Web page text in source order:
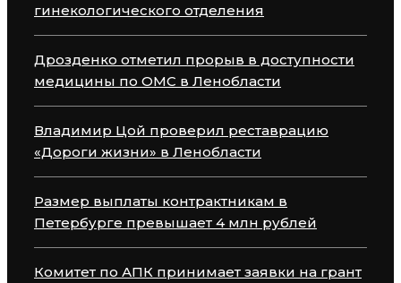
гинекологического отделения
Дрозденко отметил прорыв в доступности
медицины по ОМС в Ленобласти
Владимир Цой проверил реставрацию
«Дороги жизни» в Ленобласти
Размер выплаты контрактникам в
Петербурге превышает 4 млн рублей
Комитет по АПК принимает заявки на грант